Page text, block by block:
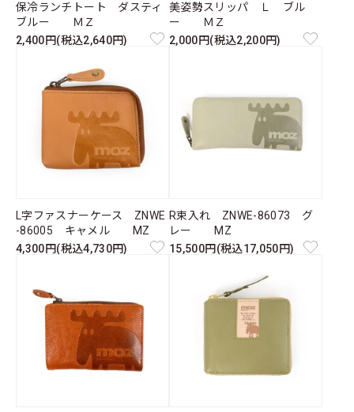
保冷ランチトート ダスティ
ブルー ＭＺ
2,400円(税込2,640円)
美姿勢スリッパ Ｌ ブル
ー ＭＺ
2,000円(税込2,200円)
L字ファスナーケース ZNWE
-86005 キャメル MZ
4,300円(税込4,730円)
R束入れ ZNWE-86073 グ
レー MZ
15,500円(税込17,050円)